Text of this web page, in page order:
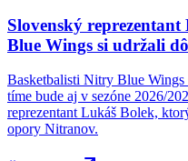
Slovenský
Blue Wings si udržali
Basketbalisti Nitry Blue
tíme bude aj v sezóne 2026/
reprezentant Lukáš Bolek,
opory Nitranov.